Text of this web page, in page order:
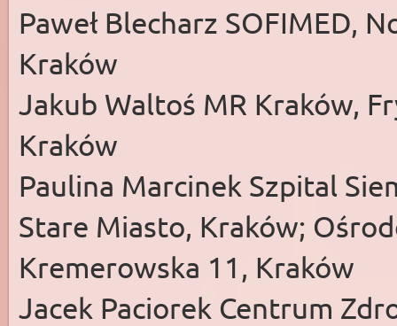
Paweł Blecharz SOFIMED,
Kraków
Jakub Waltoś MR Kraków,
Kraków
Paulina Marcinek Szpital
Stare Miasto, Kraków;
Kremerowska 11, Kraków
Jacek Paciorek Centrum